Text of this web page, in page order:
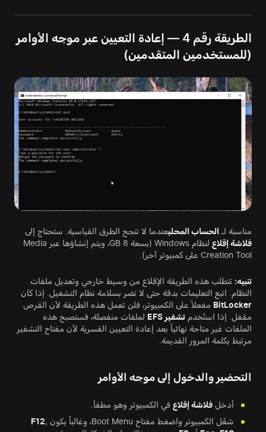
الطريقة رقم 4 — إعادة التعيين عبر موجه الأوامر
(للمستخدمين المتقدمين)
مناسبة لـ الحساب المحليعندما لا تنجح الطرق القياسية. ستحتاج إلى
فلاشة إقلاع
لنظام Windows (بسعة 8 GB، ويتم إنشاؤها عبر Media
Creation Tool على كمبيوتر آخر).
تنبيه: تتطلب هذه الطريقة الإقلاع من وسيط خارجي وتعديل ملفات
النظام. اتبع التعليمات بدقة حتى لا تضر بسلامة نظام التشغيل. إذا كان
BitLocker مفعلاً على الكمبيوتر، فلن تعمل هذه الطريقة لأن القرص
مقفل. إذا استُخدم تشفير EFS
لملفات منفصلة، فستصبح هذه
الملفات غير متاحة نهائياً بعد إعادة التعيين القسرية لأن مفتاح التشفير
مرتبط بكلمة المرور القديمة.
التحضير والدخول إلى موجه الأوامر
أدخل فلاشة إقلاع في الكمبيوتر وهو مطفأ.
شغّل الكمبيوتر واضغط مفتاح Boot Menu، وغالباً يكون
F12,